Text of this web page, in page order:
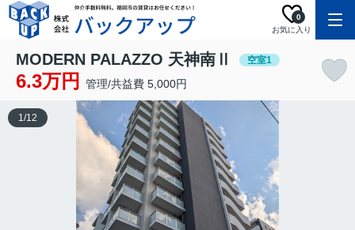
お気に入り
0
MODERN PALAZZO 天神南Ⅱ 空室1
6.3万円 管理/共益費 5,000円
1/12